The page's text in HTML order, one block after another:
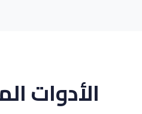
الأدوات